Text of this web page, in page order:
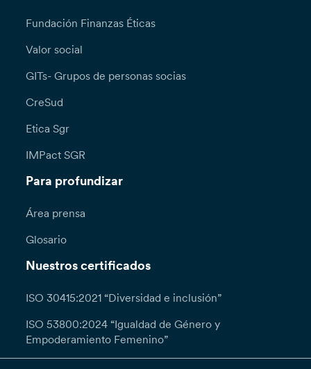
Fundación Finanzas Éticas
Valor social
GITs- Grupos de personas socias
CreSud
Etica Sgr
IMPact SGR
Para profundizar
Área prensa
Glosario
Nuestros certificados
ISO 30415:2021 “Diversidad e inclusión”
ISO 53800:2024 “Igualdad de Género y
Empoderamiento Femenino”